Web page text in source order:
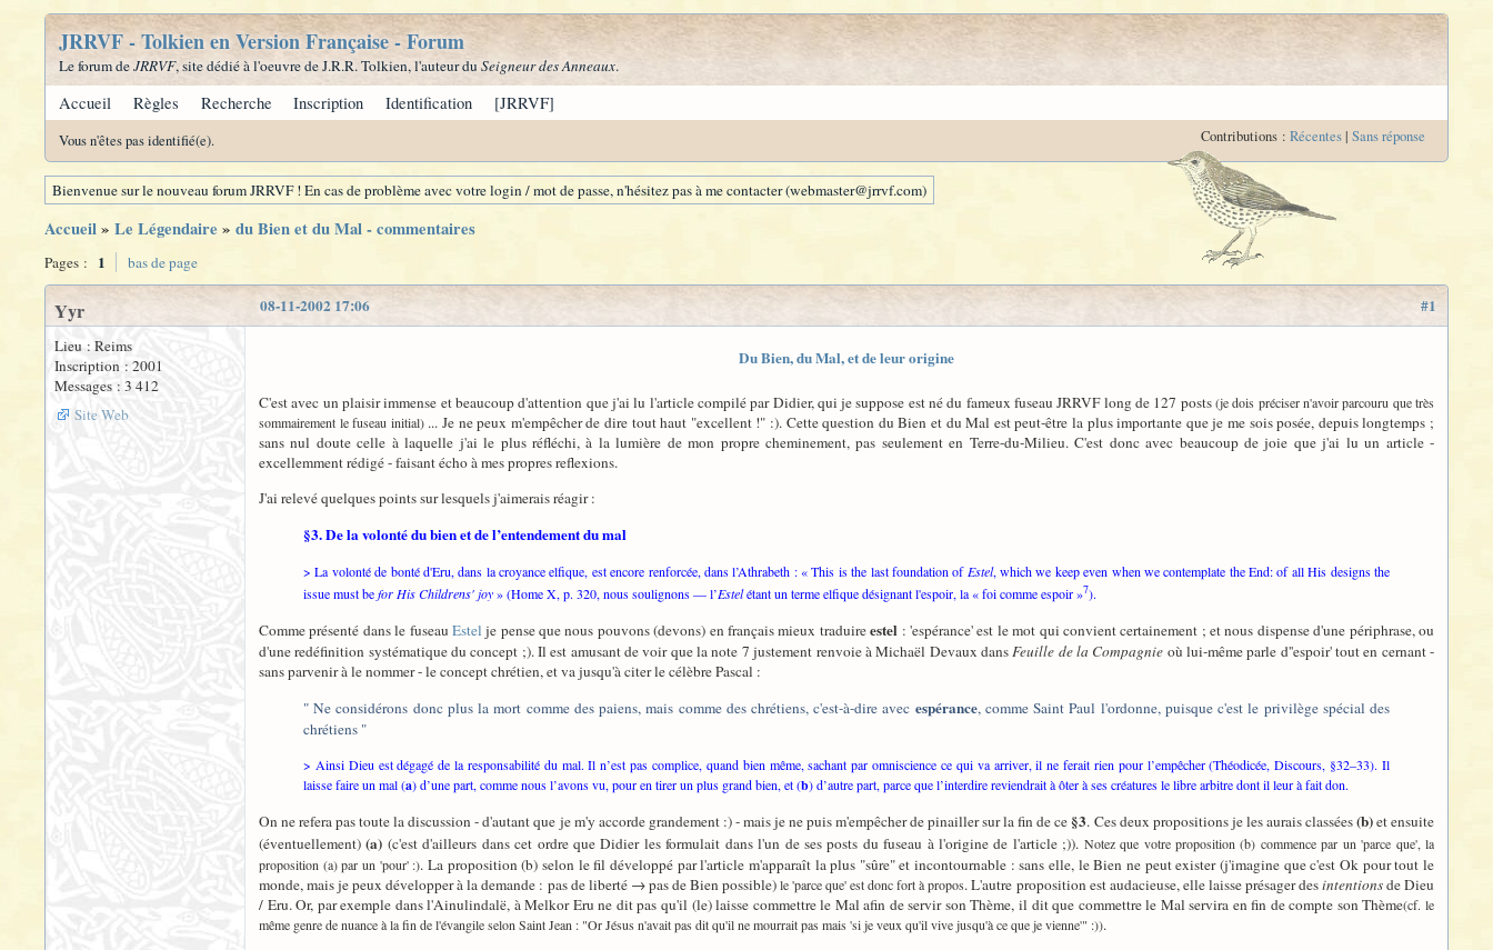
JRRVF - Tolkien en Version Française - Forum
Le forum deJRRVF, site dédié à l'oeuvre de J.R.R. Tolkien, l'auteur du Seigneur des Anneaux.
Accueil Règles Recherche Inscription Identification [JRRVF]
Vous n'êtes pas identifié(e). Contributions : Récentes| Sans réponse
Bienvenue sur le nouveau forum JRRVF ! En cas de problème avec votre login / mot de passe, n'hésitez pas à me contacter (webmaster@jrrvf.com)
Accueil» Le Légendaire » du Bien et du Mal - commentaires
Pages : 1 bas de page
#1
08-11-2002 17:06
Yyr
Lieu : Reims
Inscription : 2001
Messages : 3 412
Site Web
Du Bien, du Mal, et de leur origine
C'est avec un plaisir immense et beaucoup d'attention que j'ai lu l'article compilé par Didier, qui je suppose est né du fameux fuseau JRRVF long de 127 posts(je dois préciser n'avoir parcouru que très
sommairement le fuseau initial)... Je ne peux m'empêcher de dire tout haut "excellent !" :). Cette question du Bien et du Mal est peut-être la plus importante que je me sois posée, depuis longtemps ;
sans nul doute celle à laquelle j'ai le plus réfléchi, à la lumière de mon propre cheminement, pas seulement en Terre-du-Milieu. C'est donc avec beaucoup de joie que j'ai lu un article -
excellemment rédigé - faisant écho à mes propres reflexions.
J'ai relevé quelques points sur lesquels j'aimerais réagir :
§3. De la volonté du bien et de l’entendement du mal
> La volonté de bonté d'Eru, dans la croyance elfique, est encore renforcée, dans l’Athrabeth : « This is the last foundation of Estel, which we keep even when we contemplate the End: of all His designs the
issue must befor His Childrens' joy» (Home X, p. 320, nous soulignons — l’Estelétant un terme elfique désignant l'espoir, la « foi comme espoir »7).
Comme présenté dans le fuseau Estel je pense que nous pouvons (devons) en français mieux traduireestel : 'espérance' est le mot qui convient certainement ; et nous dispense d'une périphrase, ou
d'une redéfinition systématique du concept ;). Il est amusant de voir que la note 7 justement renvoie à Michaël Devaux dansFeuille de la Compagnie où lui-même parle d''espoir' tout en cernant -
sans parvenir à le nommer - le concept chrétien, et va jusqu'à citer le célèbre Pascal :
" Ne considérons donc plus la mort comme des paiens, mais comme des chrétiens, c'est-à-dire avec espérance, comme Saint Paul l'ordonne, puisque c'est le privilège spécial des
chrétiens "
> Ainsi Dieu est dégagé de la responsabilité du mal. Il n’est pas complice, quand bien même, sachant par omniscience ce qui va arriver, il ne ferait rien pour l’empêcher (Théodicée, Discours, §32–33). Il
laisse faire un mal (a) d’une part, comme nous l’avons vu, pour en tirer un plus grand bien, et (b) d’autre part, parce que l’interdire reviendrait à ôter à ses créatures le libre arbitre dont il leur à fait don.
On ne refera pas toute la discussion - d'autant que je m'y accorde grandement :) - mais je ne puis m'empêcher de pinailler sur la fin de ce§3. Ces deux propositions je les aurais classées(b)et ensuite
(éventuellement)(a) (c'est d'ailleurs dans cet ordre que Didier les formulait dans l'un de ses posts du fuseau à l'origine de l'article ;)). Notez que votre proposition (b) commence par un 'parce que', la
proposition (a) par un 'pour' :). La proposition (b) selon le fil développé par l'article m'apparaît la plus "sûre" et incontournable : sans elle, le Bien ne peut exister (j'imagine que c'est Ok pour tout le
monde, mais je peux développer à la demande : pas de liberté → pas de Bien possible)le 'parce que' est donc fort à propos. L'autre proposition est audacieuse, elle laisse présager desintentionsde Dieu
/ Eru. Or, par exemple dans l'Ainulindalë, à Melkor Eru ne dit pas qu'il (le) laisse commettre le Mal afin de servir son Thème, il dit que commettre le Mal servira en fin de compte son Thème(cf. le
même genre de nuance à la fin de l'évangile selon Saint Jean : "Or Jésus n'avait pas dit qu'il ne mourrait pas mais 'si je veux qu'il vive jusqu'à ce que je vienne'" :)).